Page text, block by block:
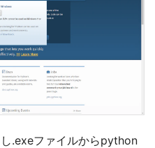
.exeファイルからpython